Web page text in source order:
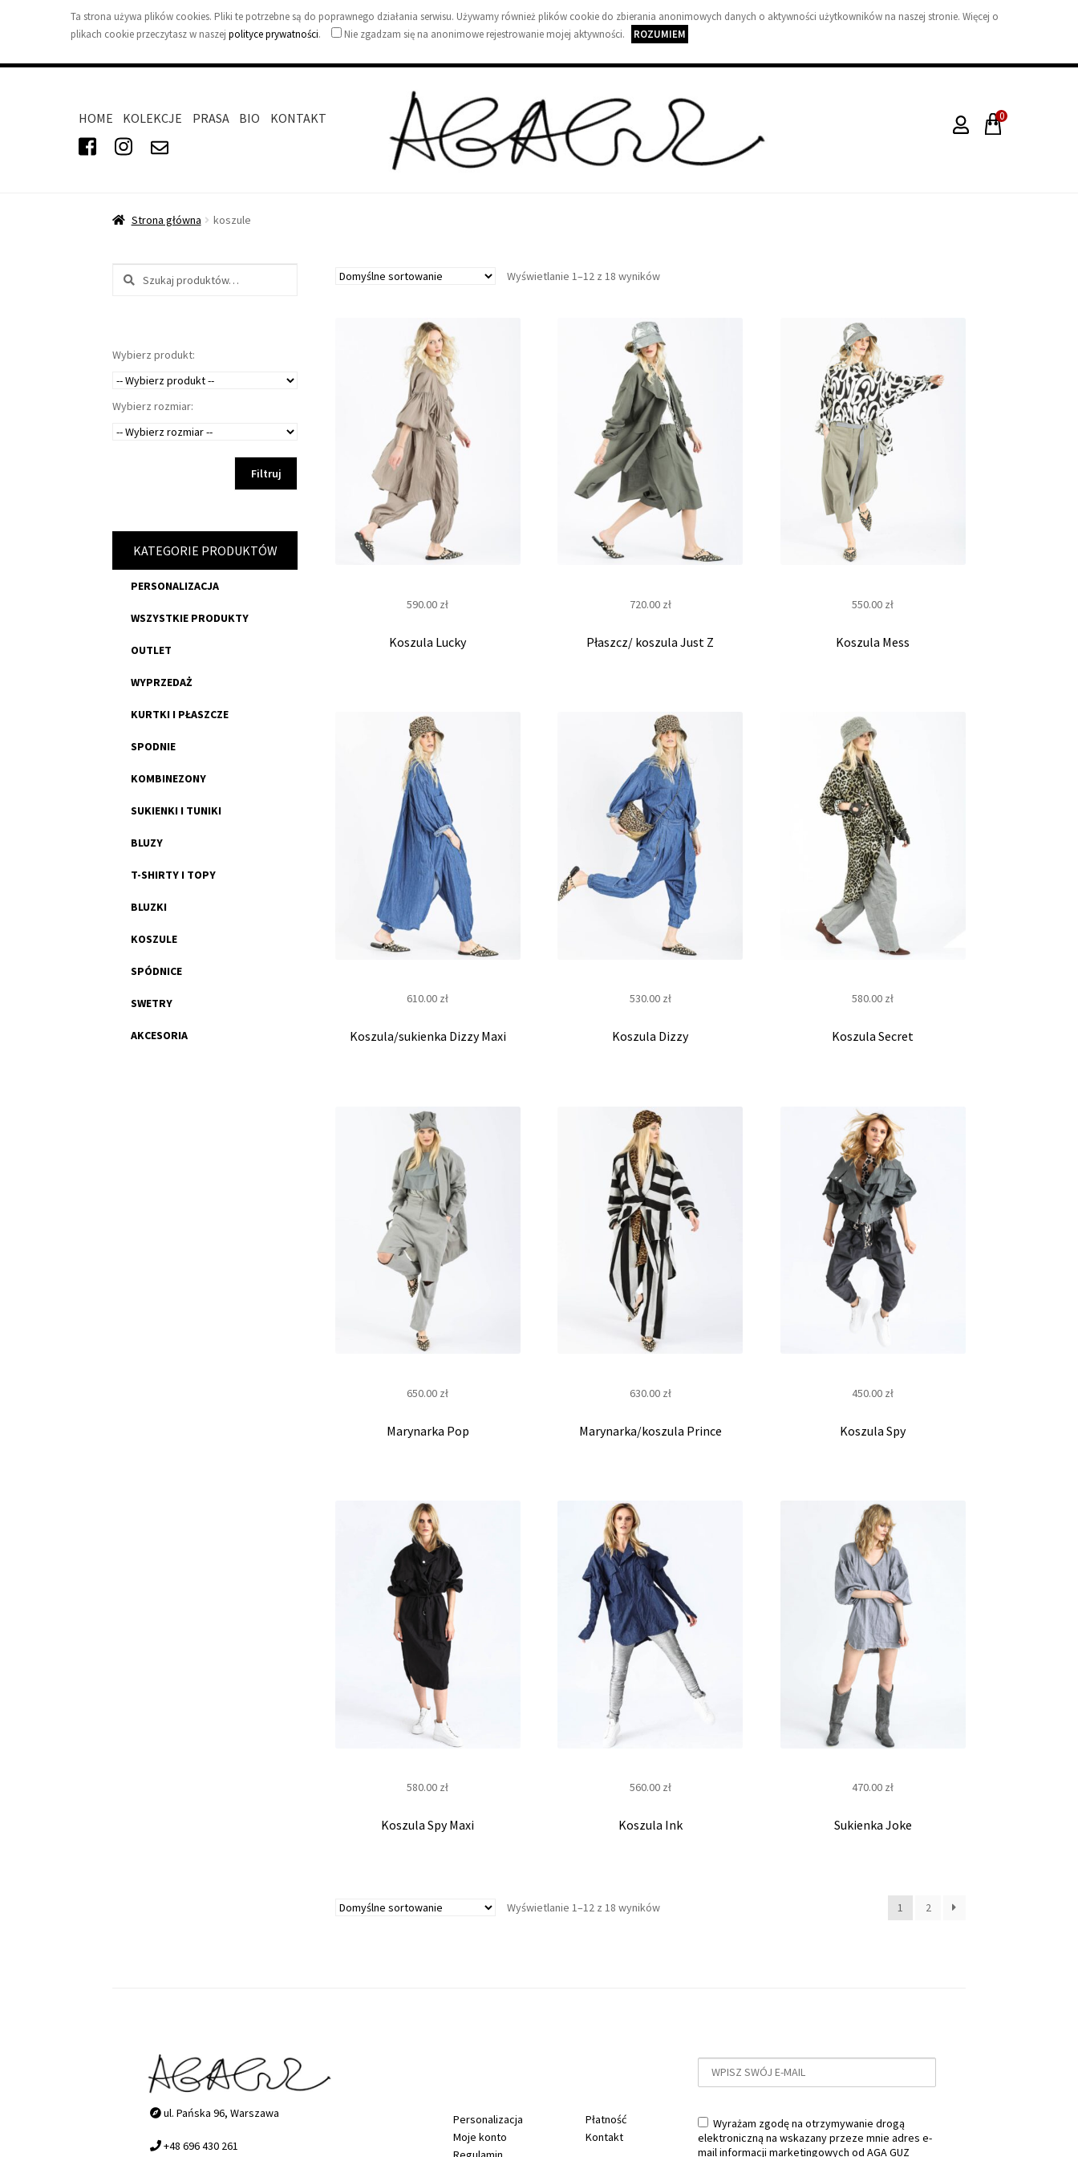
Ta strona używa plików cookies. Pliki te potrzebne są do poprawnego działania serwisu. Używamy również plików cookie do zbierania anonimowych danych o aktywności użytkowników na naszej stronie. Więcej o
plikach cookie przeczytasz w naszej polityce prywatności. Nie zgadzam się na anonimowe rejestrowanie mojej aktywności. ROZUMIEM
HOME KOLEKCJE PRASA BIO KONTAKT
A
G
l
n
t
0
Strona główna koszule
Wyświetlanie 1–12 z 18 wyników
590.00 zł
Koszula Lucky
720.00 zł
Płaszcz/ koszula Just Z
550.00 zł
Koszula Mess
610.00 zł
Koszula/sukienka Dizzy Maxi
530.00 zł
Koszula Dizzy
580.00 zł
Koszula Secret
650.00 zł
Marynarka Pop
630.00 zł
Marynarka/koszula Prince
450.00 zł
Koszula Spy
580.00 zł
Koszula Spy Maxi
560.00 zł
Koszula Ink
470.00 zł
Sukienka Joke
Wyświetlanie 1–12 z 18 wyników 1 2
Szukaj:
Wybierz produkt:
Wybierz rozmiar:
Filtruj
KATEGORIE PRODUKTÓW
PERSONALIZACJA
WSZYSTKIE PRODUKTY
OUTLET
WYPRZEDAŻ
KURTKI I PŁASZCZE
SPODNIE
KOMBINEZONY
SUKIENKI I TUNIKI
BLUZY
T-SHIRTY I TOPY
BLUZKI
KOSZULE
SPÓDNICE
SWETRY
AKCESORIA
ul. Pańska 96, Warszawa
+48 696 430 261
Personalizacja
Moje konto
Płatność
Kontakt
Wyrażam zgodę na otrzymywanie drogą
elektroniczną na wskazany przeze mnie adres e-
mail informacji marketingowych od AGA GUZ